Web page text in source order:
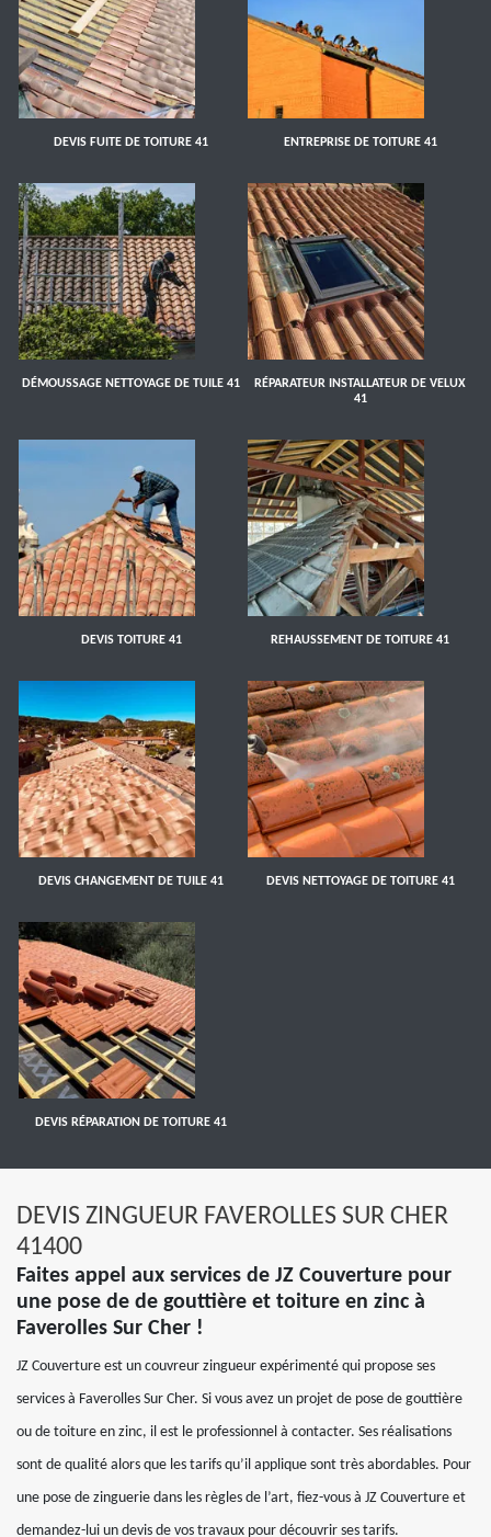
DEVIS FUITE DE TOITURE 41 ENTREPRISE DE TOITURE 41
DÉMOUSSAGE NETTOYAGE DE TUILE 41
RÉPARATEUR INSTALLATEUR DE VELUX
41
DEVIS TOITURE 41 REHAUSSEMENT DE TOITURE 41
DEVIS CHANGEMENT DE TUILE 41 DEVIS NETTOYAGE DE TOITURE 41
DEVIS RÉPARATION DE TOITURE 41
DEVIS ZINGUEUR FAVEROLLES SUR CHER
41400
Faites appel aux services de JZ Couverture pour
une pose de de gouttière et toiture en zinc à
Faverolles Sur Cher !
JZ Couverture est un couvreur zingueur expérimenté qui propose ses
services à Faverolles Sur Cher. Si vous avez un projet de pose de gouttière
ou de toiture en zinc, il est le professionnel à contacter. Ses réalisations
sont de qualité alors que les tarifs qu’il applique sont très abordables. Pour
une pose de zinguerie dans les règles de l’art, fiez-vous à JZ Couverture et
demandez-lui un devis de vos travaux pour découvrir ses tarifs.